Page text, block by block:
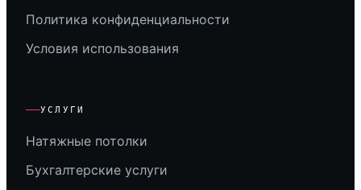
Политика конфиденциальности
Условия использования
УСЛУГИ
Натяжные потолки
Бухгалтерские услуги